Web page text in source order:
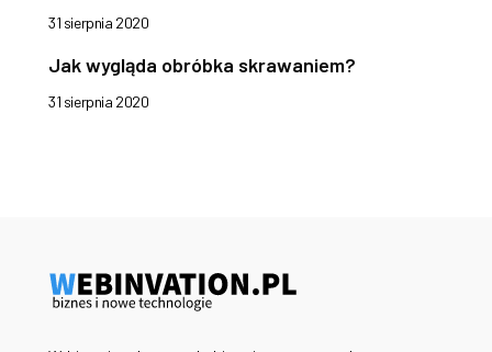
31 sierpnia 2020
Jak wygląda obróbka skrawaniem?
31 sierpnia 2020